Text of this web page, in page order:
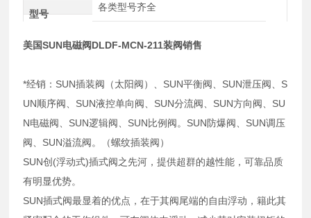
型号
各类型号齐全
美国SUN电磁阀DLDF-MCN-211装阀销售
*经销：SUN插装阀（太阳阀）、SUN平衡阀、SUN泄压阀、S
UN顺序阀、SUN液控单向阀、SUN分流阀、SUN方向阀、SU
N电磁阀、SUN逻辑阀、SUN比例阀。SUN防爆阀、SUN调压
阀、SUN溢流阀。（螺纹插装阀）
SUN创(浮动式)插式阀之先河，提供超群的越性能，可靠品质
有明显优势。
SUN插式阀最显着的优点，在于其阀尾端的自由浮动，籍此其